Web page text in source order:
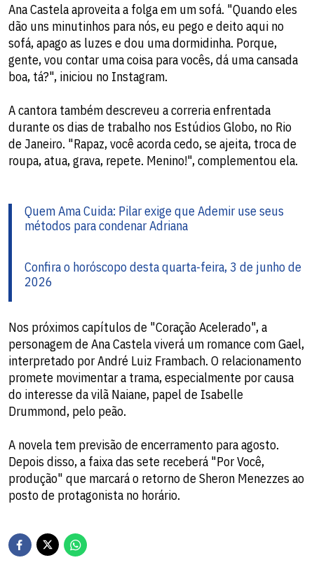
Ana Castela aproveita a folga em um sofá. "Quando eles
dão uns minutinhos para nós, eu pego e deito aqui no
sofá, apago as luzes e dou uma dormidinha. Porque,
gente, vou contar uma coisa para vocês, dá uma cansada
boa, tá?", iniciou no Instagram.
A cantora também descreveu a correria enfrentada
durante os dias de trabalho nos Estúdios Globo, no Rio
de Janeiro. "Rapaz, você acorda cedo, se ajeita, troca de
roupa, atua, grava, repete. Menino!", complementou ela.
Quem Ama Cuida: Pilar exige que Ademir use seus
métodos para condenar Adriana
Confira o horóscopo desta quarta-feira, 3 de junho de
2026
Nos próximos capítulos de "Coração Acelerado", a
personagem de Ana Castela viverá um romance com Gael,
interpretado por André Luiz Frambach. O relacionamento
promete movimentar a trama, especialmente por causa
do interesse da vilã Naiane, papel de Isabelle
Drummond, pelo peão.
A novela tem previsão de encerramento para agosto.
Depois disso, a faixa das sete receberá "Por Você,
produção" que marcará o retorno de Sheron Menezzes ao
posto de protagonista no horário.